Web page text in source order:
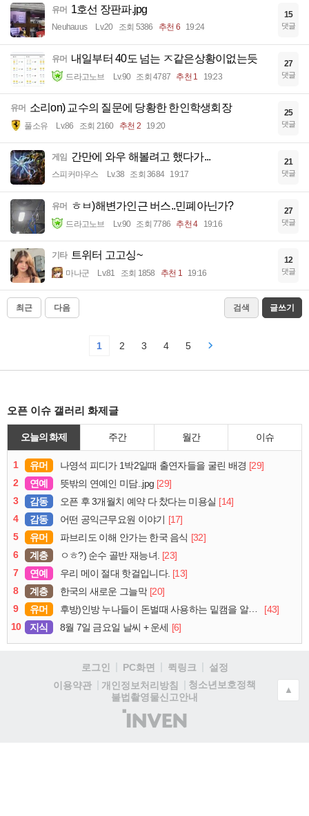
유머 1호선 장판파.jpg
Neuhauus Lv.20 조회 5386 추천 6 19:24
15
댓글
유머 내일부터 40도 넘는 ㅈ같은상황이없는듯
드라고노브 Lv.90 조회 4787 추천 1 19:23
27
댓글
유머 소리on) 교수의 질문에 당황한 한인학생회장
풀소유 Lv.86 조회 2160 추천 2 19:20
25
댓글
게임 간만에 와우 해볼려고 했다가...
스피커마우스 Lv.38 조회 3684 19:17
21
댓글
유머 ㅎㅂ)해변가인근 버스..민폐아닌가?
드라고노브 Lv.90 조회 7786 추천 4 19:16
27
댓글
기타 트위터 고고싱~
마나군 Lv.81 조회 1858 추천 1 19:16
12
댓글
최근 다음 검색 글쓰기
1 2 3 4 5
오픈 이슈 갤러리 화제글
오늘의 화제 주간 월간 이슈
1 유머 나영석 피디가 1박2일때 출연자들을 굴린 배경 [29]
2
연예 뜻밖의 연예인 미담..jpg [29]
3
감동 오픈 후 3개월치 예약 다 찼다는 미용실 [14]
4
감동 어떤 공익근무요원 이야기 [17]
5
유머 파브리도 이해 안가는 한국 음식 [32]
6
계층 ㅇㅎ?) 순수 골반 재능녀. [23]
7
연예 우리 메이 절대 핫걸입니다. [13]
8
계층 한국의 새로운 그늘막 [20]
9
유머 후방)인방 누나들이 돈벌때 사용하는 밑캠을 알아보자
[43]
10
지식 8월 7일 금요일 날씨 + 운세 [6]
로그인 PC화면 퀵링크
설정
이용약관
개인정보처리방침
청소년보호정책
불법촬영물신고안내
(주)
인
▲